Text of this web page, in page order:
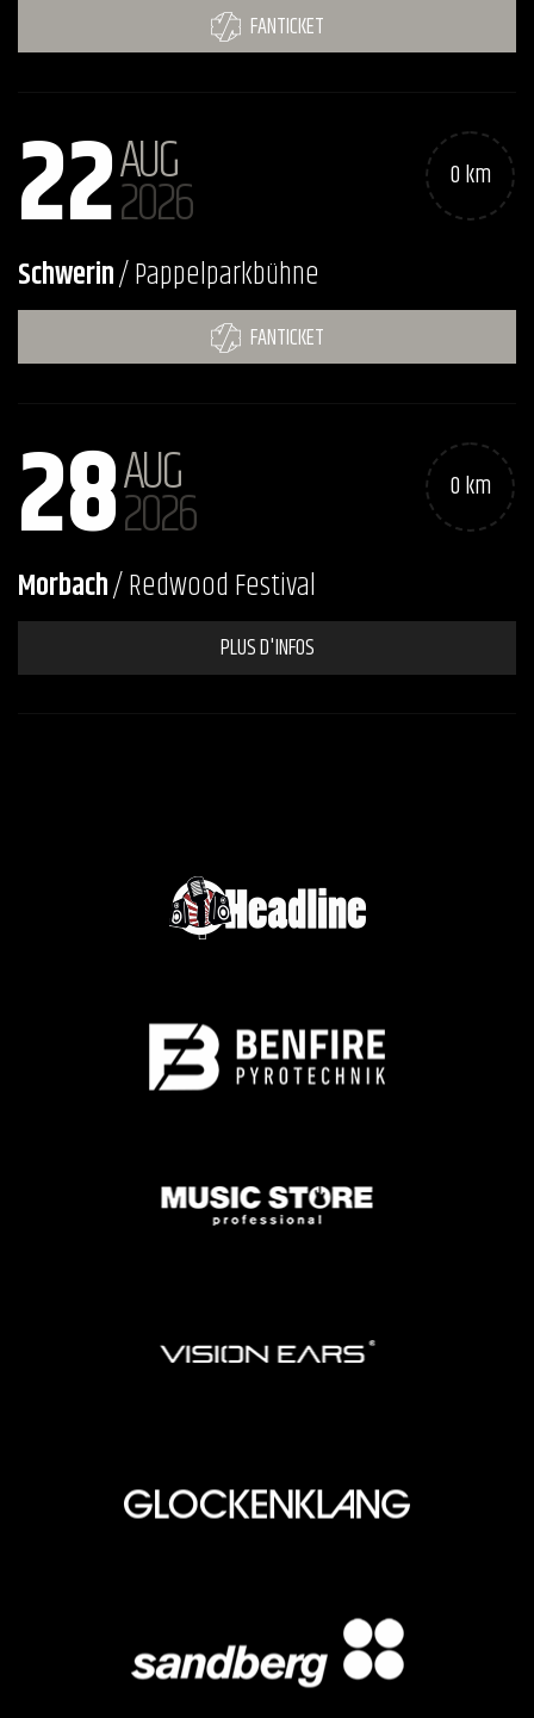
FANTICKET
22AUG
2026 0 km
Schwerin/ Pappelparkbühne
FANTICKET
28AUG
2026 0 km
Morbach/ Redwood Festival
PLUS D'INFOS